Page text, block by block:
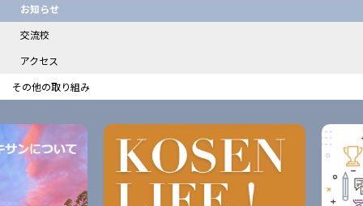
お知らせ
交流校
アクセス
その他の取り組み